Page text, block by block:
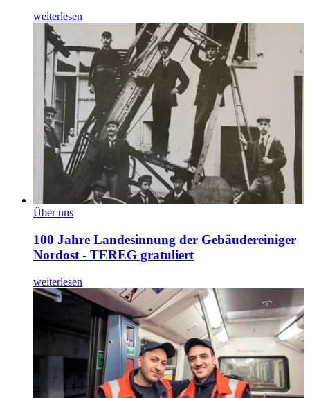
weiterlesen
Über uns
100 Jahre Landesinnung der Gebäudereiniger
Nordost - TEREG gratuliert
weiterlesen